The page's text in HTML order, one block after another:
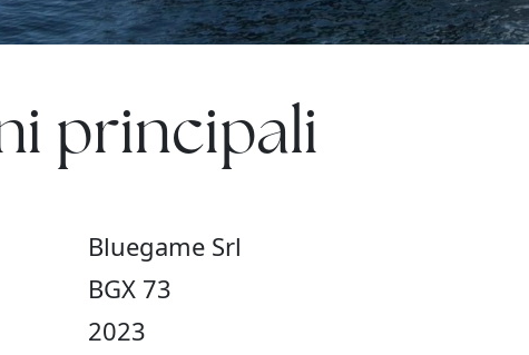
principali
Bluegame Srl
BGX 73
2023